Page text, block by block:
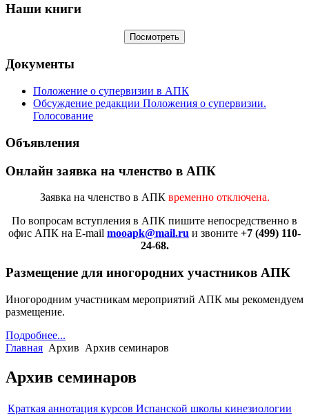
Наши книги
Документы
Положение о супервизии в АПК
Обсуждение редакции Положения о супервизии.
Голосование
Объявления
Онлайн заявка на членство в АПК
Заявка на членство в АПК временно отключена.
По вопросам вступления в АПК пишите непосредственно в
офис АПК на E-mail mooapk@mail.ru и звоните +7 (499) 110-
24-68.
Размещение для иногородних участников АПК
Иногородним участникам мероприятий АПК мы рекомендуем
размещение.
Подробнее...
Главная Архив Архив семинаров
Архив семинаров
Краткая аннотация курсов Испанской школы кинезиологии